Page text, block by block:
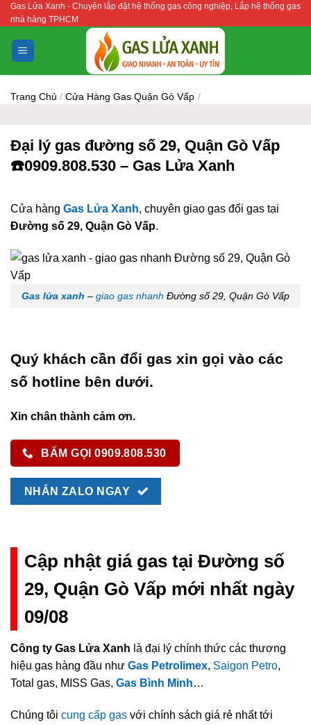
Bỏ
qua
nội
dung
Gas Lửa Xanh - Chuyên lắp đặt hệ thống gas công nghiệp, Lắp hệ thống gas
nhà hàng TPHCM
Trang Chủ / Cửa Hàng Gas Quận Gò Vấp /
Đại lý gas đường số 29, Quận Gò Vấp
☎️0909.808.530 – Gas Lửa Xanh
Cửa hàng Gas Lửa Xanh, chuyên giao gas đổi gas tại
Đường số 29, Quận Gò Vấp.
Gas lửa xanh – giao gas nhanh Đường số 29, Quận Gò Vấp
Quý khách cần đổi gas xin gọi vào các
số hotline bên dưới.
Xin chân thành cảm ơn.
BẤM GỌI 0909.808.530
NHẮN ZALO NGAY
Cập nhật giá gas tại Đường số
29, Quận Gò Vấp mới nhất ngày
09/08
Công ty Gas Lửa Xanh là đại lý chính thức các thương
hiệu gas hàng đầu như Gas Petrolimex, Saigon Petro,
Total gas, MISS Gas, Gas Bình Minh…
Chúng tôi cung cấp gas với chính sách giá rẻ nhất tới